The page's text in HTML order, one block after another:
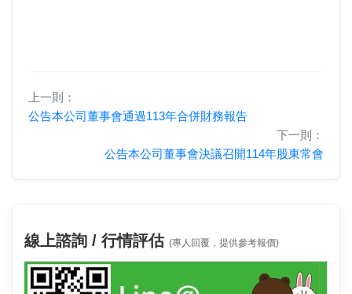
上一則：
公告本公司董事會通過113年合併財務報告
下一則：
公告本公司董事會決議召開114年股東常會
線上諮詢 / 行情評估 (專人回覆，提供參考報價)